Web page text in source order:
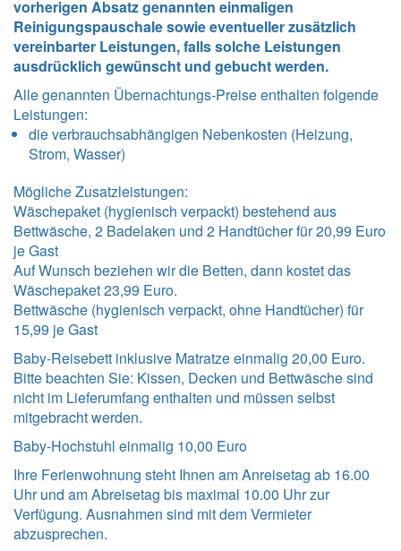
vorherigen Absatz genannten einmaligen
Reinigungspauschale sowie eventueller zusätzlich
vereinbarter Leistungen, falls solche Leistungen
ausdrücklich gewünscht und gebucht werden.
Alle genannten Übernachtungs-Preise enthalten folgende
Leistungen:
die verbrauchsabhängigen Nebenkosten (Heizung,
Strom, Wasser)
Mögliche Zusatzleistungen:
Wäschepaket (hygienisch verpackt) bestehend aus
Bettwäsche, 2 Badelaken und 2 Handtücher für 20,99 Euro
je Gast
Auf Wunsch beziehen wir die Betten, dann kostet das
Wäschepaket 23,99 Euro.
Bettwäsche (hygienisch verpackt, ohne Handtücher) für
15,99 je Gast
Baby-Reisebett inklusive Matratze einmalig 20,00 Euro.
Bitte beachten Sie: Kissen, Decken und Bettwäsche sind
nicht im Lieferumfang enthalten und müssen selbst
mitgebracht werden.
Baby-Hochstuhl einmalig 10,00 Euro
Ihre Ferienwohnung steht Ihnen am Anreisetag ab 16.00
Uhr und am Abreisetag bis maximal 10.00 Uhr zur
Verfügung. Ausnahmen sind mit dem Vermieter
abzusprechen.